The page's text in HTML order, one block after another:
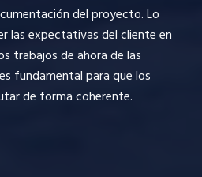
del proyecto. Lo
las expectativas del cliente en
trabajos de ahora de las
fundamental para que los
de forma coherente.